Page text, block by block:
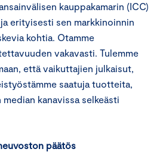
kauppakamarin (ICC)
erityisesti sen markkinoinnin
kohtia. Otamme
vakavasti. Tulemme
että vaikuttajien julkaisut,
saatuja tuotteita,
kanavissa selkeästi
päätös